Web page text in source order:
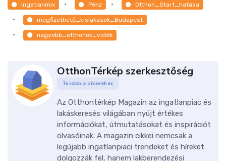
Ingatlanmix Pénz Otthon_Start_hatása
megfizethető_kislakások_Budapest
nagyobb_otthonok_vidék
OtthonTérkép szerkesztőség
Tovább a cikkekhez
Az Otthontérkép Magazin az ingatlanpiac és
lakáskeresés világában nyújt értékes
információkat, útmutatásokat és inspirációt
olvasóinak. A magazin cikkei nemcsak a
legújabb ingatlanpiaci trendeket és híreket
dolgozzák fel, hanem lakberendezési